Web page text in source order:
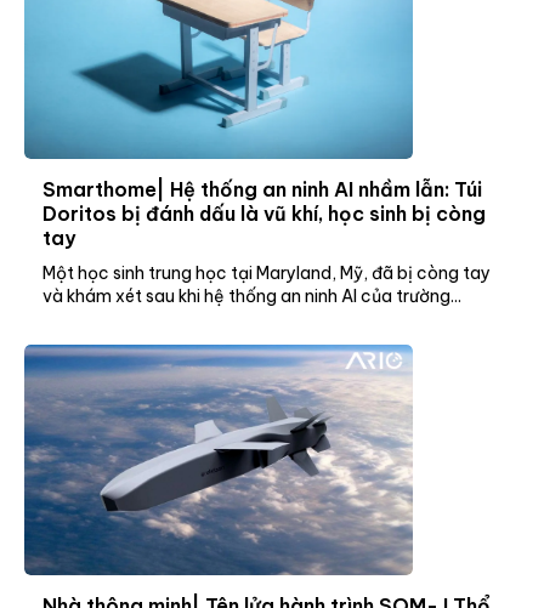
Smarthome| Hệ thống an ninh AI nhầm lẫn: Túi
Doritos bị đánh dấu là vũ khí, học sinh bị còng
tay
Một học sinh trung học tại Maryland, Mỹ, đã bị còng tay
và khám xét sau khi hệ thống an ninh AI của trường...